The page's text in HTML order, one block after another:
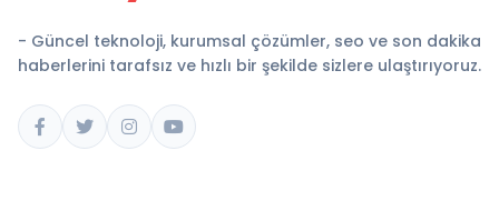
- Güncel teknoloji, kurumsal çözümler, seo ve son dakika
haberlerini tarafsız ve hızlı bir şekilde sizlere ulaştırıyoruz.